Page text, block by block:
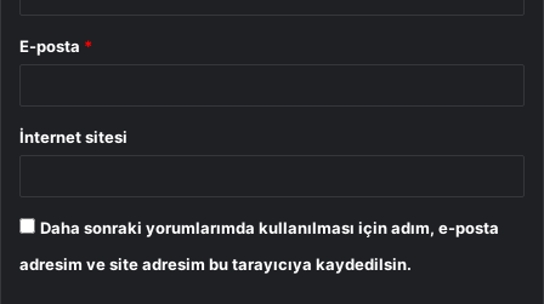
E-posta *
İnternet sitesi
Daha sonraki yorumlarımda kullanılması için adım, e-posta
adresim ve site adresim bu tarayıcıya kaydedilsin.